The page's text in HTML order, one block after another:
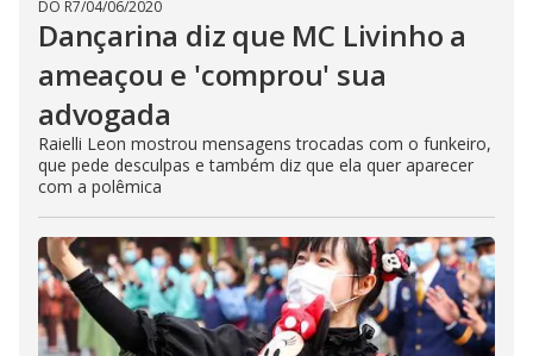
DO R7/04/06/2020
Dançarina diz que MC Livinho a
ameaçou e 'comprou' sua
advogada
Raielli Leon mostrou mensagens trocadas com o funkeiro,
que pede desculpas e também diz que ela quer aparecer
com a polêmica